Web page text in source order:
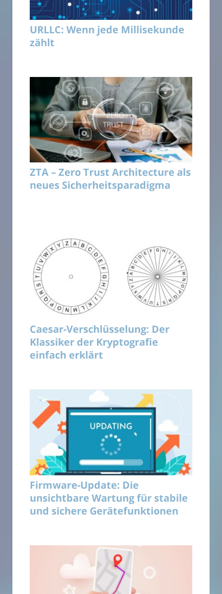
URLLC: Wenn jede Millisekunde
zählt
ZTA – Zero Trust Architecture als
neues Sicherheitsparadigma
Caesar-Verschlüsselung: Der
Klassiker der Kryptografie
einfach erklärt
Firmware-Update: Die
unsichtbare Wartung für stabile
und sichere Gerätefunktionen